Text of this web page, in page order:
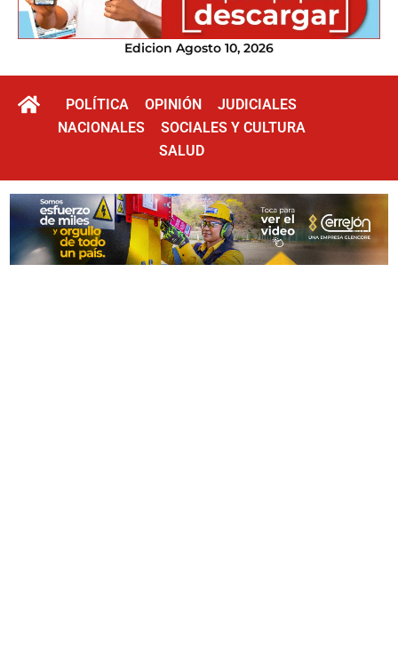
Edicion Agosto 10, 2026
POLÍTICA OPINIÓN
JUDICIALES
NACIONALES
SOCIALES Y CULTURA
SALUD